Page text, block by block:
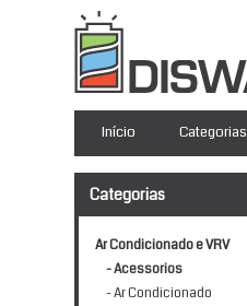
Início Categorias
Categorias
Ar Condicionado e VRV
- Acessorios
- Ar Condicionado